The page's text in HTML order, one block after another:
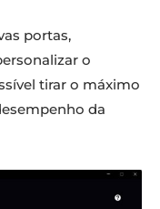
portas,
o
tirar o máximo
da